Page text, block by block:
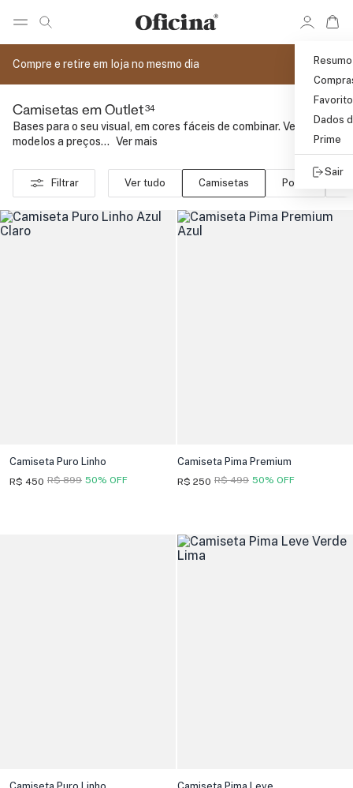
Ir para pagina de pesquisa
Resumo
Dados
Prime
Sair
Ir
Compre e retire em loja no mesmo dia
Camisetas em Outlet34
Bases para o seu visual, em cores fáceis de combinar. Veja
modelos a preços... Ver mais
Filtrar Ver tudo Camisetas Polos
Camiseta Puro Linho
R$ 450 50% OFF
R$ 899
Camiseta Pima Premium
R$ 250 50% OFF
R$ 499